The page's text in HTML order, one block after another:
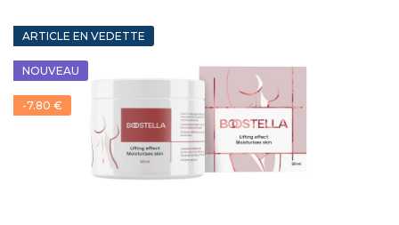
ARTICLE EN VEDETTE
NOUVEAU
-7.80 €